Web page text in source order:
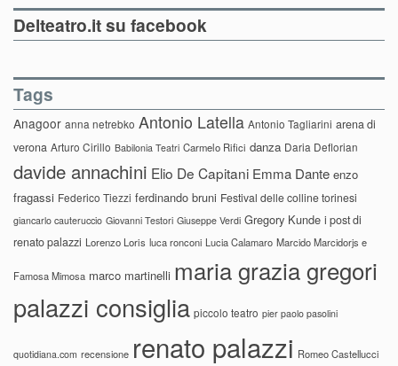
Delteatro.it su facebook
Tags
Anagoor anna netrebko Antonio Latella Antonio Tagliarini arena di
verona Arturo Cirillo Babilonia Teatri Carmelo Rifici danza Daria Deflorian
davide annachini Elio De Capitani Emma Dante enzo
fragassi Federico Tiezzi ferdinando bruni Festival delle colline torinesi
giancarlo cauteruccio Giovanni Testori Giuseppe Verdi Gregory Kunde i post di
renato palazzi Lorenzo Loris luca ronconi Lucia Calamaro Marcido Marcidorjs e
Famosa Mimosa marco martinelli maria grazia gregori
palazzi consiglia piccolo teatro pier paolo pasolini
quotidiana.com recensione renato palazzi Romeo Castellucci